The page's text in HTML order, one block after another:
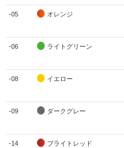
-05 オレンジ
-06 ライトグリーン
-08 イエロー
-09 ダークグレー
-14 ブライトレッド